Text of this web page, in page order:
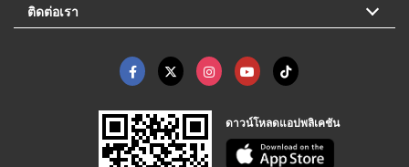
ติดต่อเรา
ดาวน์โหลดแอปพลิเคชัน